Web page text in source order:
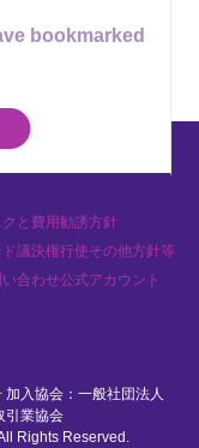
るご注意
と費用勧誘方針
議決権行使その他方針等
合わせ公式アカウント
開く
入協会：一般社団法人
引業協会
Rights Reserved.
bookmarked